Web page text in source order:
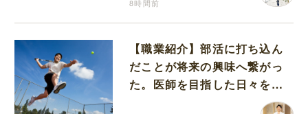
8時間前
【職業紹介】部活に打ち込ん
だことが将来の興味へ繋がっ
た。医師を目指した日々を振